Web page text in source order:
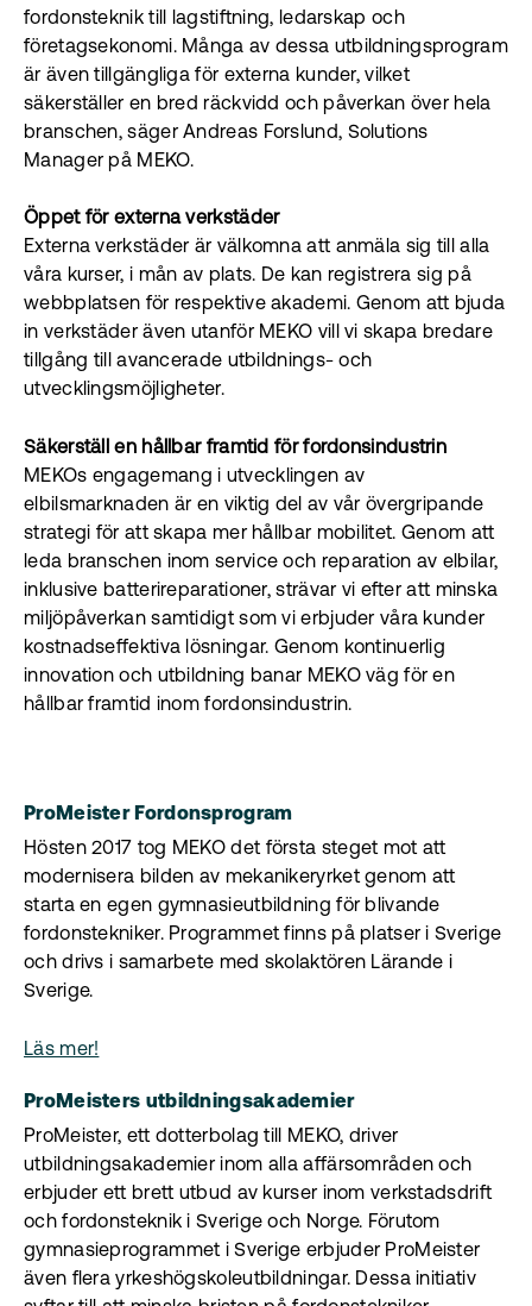
fordonsteknik till lagstiftning, ledarskap och
företagsekonomi. Många av dessa utbildningsprogram
är även tillgängliga för externa kunder, vilket
säkerställer en bred räckvidd och påverkan över hela
branschen, säger Andreas Forslund, Solutions
Manager på MEKO.
Öppet för externa verkstäder
Externa verkstäder är välkomna att anmäla sig till alla
våra kurser, i mån av plats. De kan registrera sig på
webbplatsen för respektive akademi. Genom att bjuda
in verkstäder även utanför MEKO vill vi skapa bredare
tillgång till avancerade utbildnings- och
utvecklingsmöjligheter.
Säkerställ en hållbar framtid för fordonsindustrin
MEKOs engagemang i utvecklingen av
elbilsmarknaden är en viktig del av vår övergripande
strategi för att skapa mer hållbar mobilitet. Genom att
leda branschen inom service och reparation av elbilar,
inklusive batterireparationer, strävar vi efter att minska
miljöpåverkan samtidigt som vi erbjuder våra kunder
kostnadseffektiva lösningar. Genom kontinuerlig
innovation och utbildning banar MEKO väg för en
hållbar framtid inom fordonsindustrin.
ProMeister Fordonsprogram
Hösten 2017 tog MEKO det första steget mot att
modernisera bilden av mekanikeryrket genom att
starta en egen gymnasieutbildning för blivande
fordonstekniker. Programmet finns på platser i Sverige
och drivs i samarbete med skolaktören Lärande i
Sverige.
Läs mer!
ProMeisters utbildningsakademier
ProMeister, ett dotterbolag till MEKO, driver
utbildningsakademier inom alla affärsområden och
erbjuder ett brett utbud av kurser inom verkstadsdrift
och fordonsteknik i Sverige och Norge. Förutom
gymnasieprogrammet i Sverige erbjuder ProMeister
även flera yrkeshögskoleutbildningar. Dessa initiativ